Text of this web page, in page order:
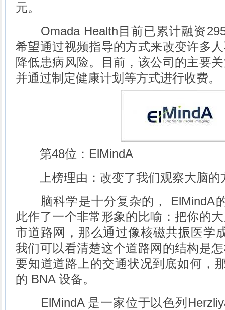
元。
Omada Health目前已累计融资
希望通过视频指导的方式来改变许多
降低患病风险。目前，该公司的主要
并通过制定健康计划等方式进行收费。
第48位：ElMindA
上榜理由：改变了我们观察大脑的
脑科学是十分复杂的， ElMindA的
此作了一个非常形象的比喻：把你的
市道路网，那么通过像核磁共振医学
我们可以看清楚这个道路网的结构是
要知道道路上的交通状况到底如何，
的 BNA 设备。
ElMindA 是一家位于以色列